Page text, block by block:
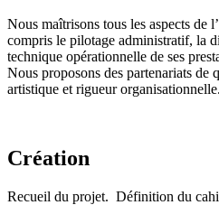
Nous maîtrisons tous les aspects de
compris le pilotage administratif, la
technique opérationnelle de ses
Nous proposons des partenariats de
artistique et rigueur organisationnelle.
Création
Recueil du projet. Définition du